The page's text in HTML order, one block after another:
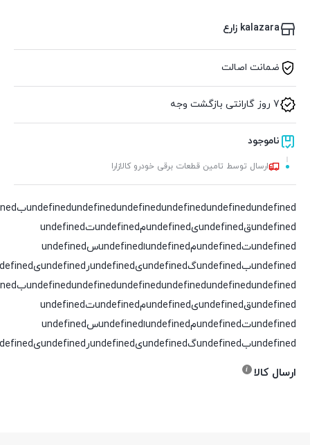
kalazara زارع
ضمانت اصالت
7 روز گارانتی بازگشت وجه
ناموجود
ارسال توسط تامین قطعات برقی خودرو کالازارا
undefinedundefinedundefinedundefinedundefined
undefinedقundefinedیundefinedمundefinedتundefined
undefinedتundefinedمundefinedاundefinedسundefined
undefinedبundefinedگundefinedیundefinedرundefinedیundefinedدundefined
undefinedundefinedundefinedundefinedundefined
undefinedقundefinedیundefinedمundefinedتundefined
undefinedتundefinedمundefinedاundefinedسundefined
undefinedبundefinedگundefinedیundefinedرundefinedیundefinedدundefined
ارسال کالا